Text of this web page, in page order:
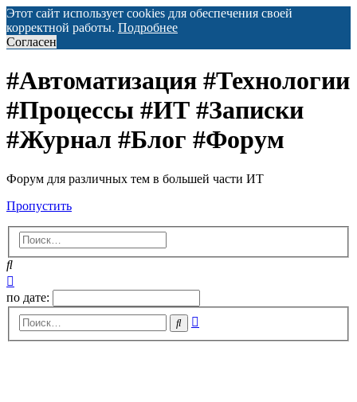
Этот сайт использует cookies для обеспечения своей
корректной работы. Подробнее
Согласен
#Автоматизация #Технологии
#Процессы #ИТ #Записки
#Журнал #Блог #Форум
Форум для различных тем в большей части ИТ
Пропустить
Поиск
поиск
по дате:
Поиск